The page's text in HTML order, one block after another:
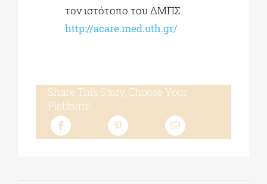
τον ιστότοπο του ΔΜΠΣ
http://acare.med.uth.gr/
Share This Story, Choose Your
Platform!